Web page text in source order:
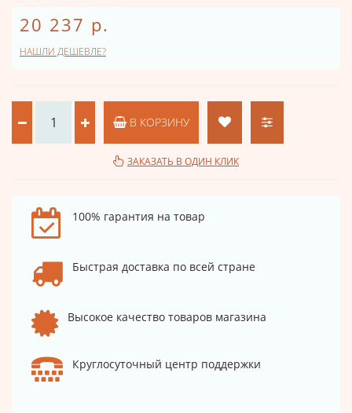
20 237 р.
НАШЛИ ДЕШЕВЛЕ?
В КОРЗИНУ
ЗАКАЗАТЬ В ОДИН КЛИК
100% гарантия на товар
Быстрая доставка по всей стране
Высокое качество товаров магазина
Круглосуточный центр поддержки